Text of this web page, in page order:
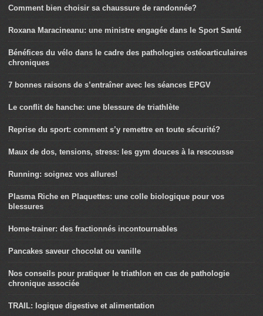
Comment bien choisir sa chaussure de randonnée?
Roxana Maracineanu: une ministre engagée dans le Sport Santé
Bénéfices du vélo dans le cadre des pathologies ostéoarticulaires
chroniques
7 bonnes raisons de s’entraîner avec les séances EPGV
Le conflit de hanche: une blessure de triathlète
Reprise du sport: comment s’y remettre en toute sécurité?
Maux de dos, tensions, stress: les gym douces à la rescousse
Running: soignez vos allures!
Plasma Riche en Plaquettes: une colle biologique pour vos
blessures
Home-trainer: des fractionnés incontournables
Pancakes saveur chocolat ou vanille
Nos conseils pour pratiquer le triathlon en cas de pathologie
chronique associée
TRAIL: logique digestive et alimentation